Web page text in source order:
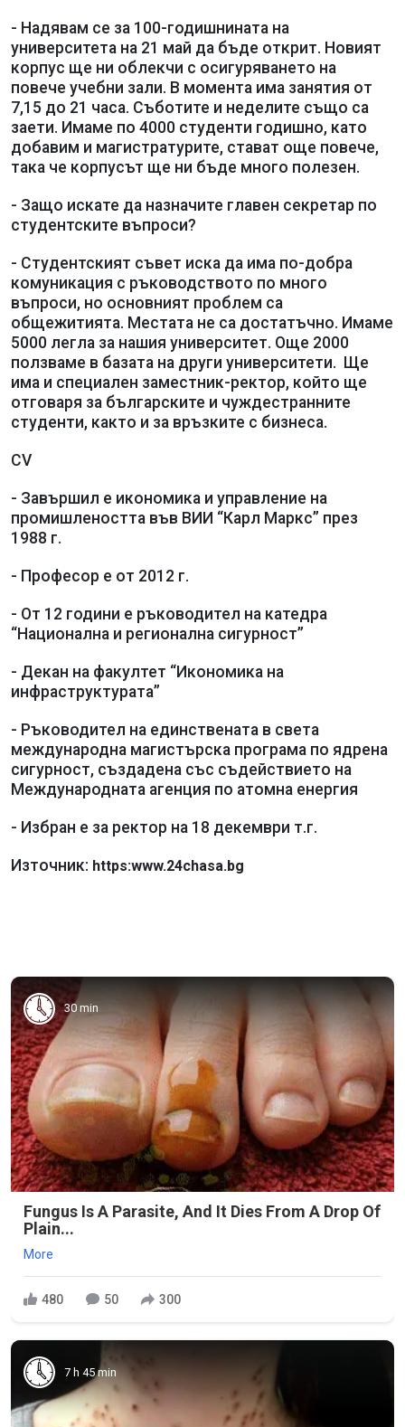
- Надявам се за 100-годишнината на
университета на 21 май да бъде открит. Новият
корпус ще ни облекчи с осигуряването на
повече учебни зали. В момента има занятия от
7,15 до 21 часа. Съботите и неделите също са
заети. Имаме по 4000 студенти годишно, като
добавим и магистратурите, стават още повече,
така че корпусът ще ни бъде много полезен.
- Защо искате да назначите главен секретар по
студентските въпроси?
- Студентският съвет иска да има по-добра
комуникация с ръководството по много
въпроси, но основният проблем са
общежитията. Местата не са достатъчно. Имаме
5000 легла за нашия университет. Още 2000
ползваме в базата на други университети. Ще
има и специален заместник-ректор, който ще
отговаря за българските и чуждестранните
студенти, както и за връзките с бизнеса.
CV
- Завършил е икономика и управление на
промишлеността във ВИИ “Карл Маркс” през
1988 г.
- Професор е от 2012 г.
- От 12 години е ръководител на катедра
“Национална и регионална сигурност”
- Декан на факултет “Икономика на
инфраструктурата”
- Ръководител на единствената в света
международна магистърска програма по ядрена
сигурност, създадена със съдействието на
Международната агенция по атомна енергия
- Избран е за ректор на 18 декември т.г.
Източник: https:www.24chasa.bg
30 min
Fungus Is A Parasite, And It Dies From A Drop Of
Plain...
More
480 50 300
7 h 45 min